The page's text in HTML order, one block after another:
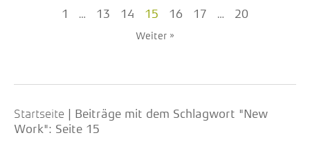
1 … 13 14 15 16 17 … 20
Weiter »
Startseite
Beiträge mit dem Schlagwort "New
Work": Seite 15